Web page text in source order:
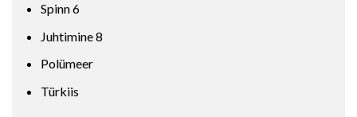
Spinn 6
Juhtimine 8
Polümeer
Türkiis